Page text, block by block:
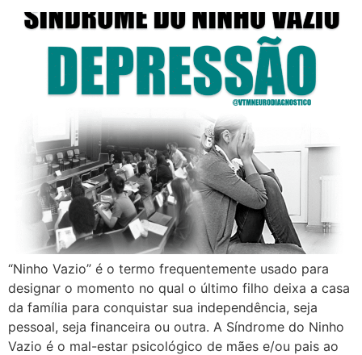
“Ninho Vazio” é o termo frequentemente usado para
designar o momento no qual o último filho deixa a casa
da família para conquistar sua independência, seja
pessoal, seja financeira ou outra. A Síndrome do Ninho
Vazio é o mal-estar psicológico de mães e/ou pais ao